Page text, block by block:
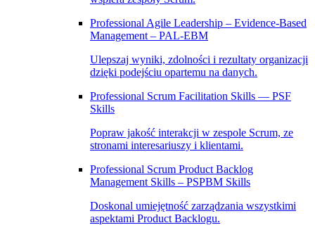
Professional Agile Leadership – Evidence-Based
Management – PAL-EBM
Ulepszaj wyniki, zdolności i rezultaty organizacji
dzięki podejściu opartemu na danych.
Professional Scrum Facilitation Skills — PSF
Skills
Popraw jakość interakcji w zespole Scrum, ze
stronami interesariuszy i klientami.
Professional Scrum Product Backlog
Management Skills – PSPBM Skills
Doskonal umiejętność zarządzania wszystkimi
aspektami Product Backlogu.